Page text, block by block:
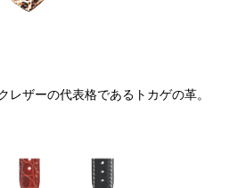
レザーの代表格であるトカゲの革。